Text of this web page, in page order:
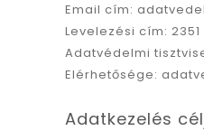
Email cím:
Levelezési cím:
Adatvédelmi
Elérhetősége:
Adatkezelés